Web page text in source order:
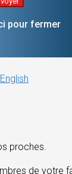
pour fermer
English
proches.
de votre